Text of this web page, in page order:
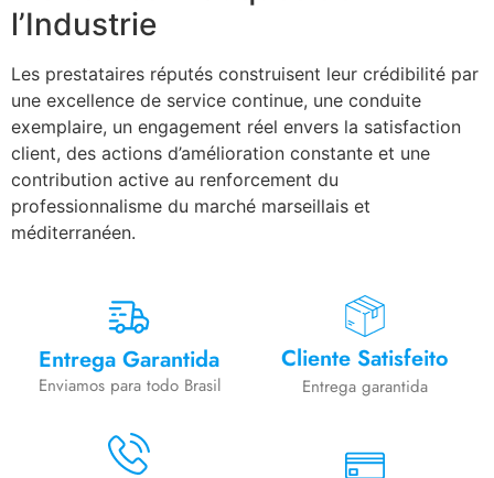
l’Industrie
Les prestataires réputés construisent leur crédibilité par
une excellence de service continue, une conduite
exemplaire, un engagement réel envers la satisfaction
client, des actions d’amélioration constante et une
contribution active au renforcement du
professionnalisme du marché marseillais et
méditerranéen.
Entrega Garantida
Enviamos para todo Brasil
Cliente Satisfeito
Entrega garantida